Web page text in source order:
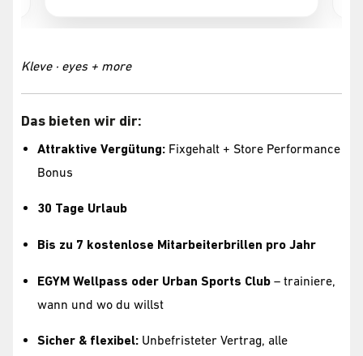
Kleve · eyes + more
Das bieten wir dir:
Attraktive Vergütung: Fixgehalt + Store Performance
Bonus
30 Tage Urlaub
Bis zu 7 kostenlose Mitarbeiterbrillen pro Jahr
EGYM Wellpass oder Urban Sports Club – trainiere,
wann und wo du willst
Sicher & flexibel: Unbefristeter Vertrag, alle